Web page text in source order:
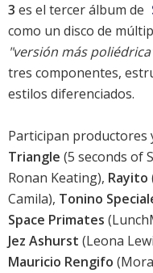
3 es el tercer álbum de
como un disco de
"versión más
tres componentes,
estilos diferenciados.
Participan productores
Triangle (5 seconds of
Ronan Keating), Rayito
Camila), Tonino
Space Primates
Jez Ashurst (Leona
Mauricio Rengifo